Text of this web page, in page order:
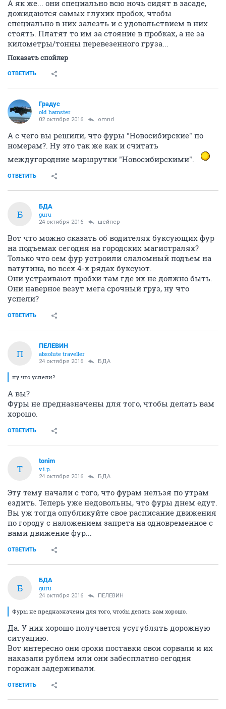
А як же... они специально всю ночь сидят в засаде,
дожидаются самых глухих пробок, чтобы
специально в них залезть и с удовольствием в них
стоять. Платят то им за стояние в пробках, а не за
километры/тонны перевезенного груза...
Показать спойлер
ОТВЕТИТЬ
Градус
old hamster
02 октября 2016 omnd
А с чего вы решили, что фуры "Новосибирские" по
номерам?. Ну это так же как и считать
междугородние маршрутки "Новосибирскими".
ОТВЕТИТЬ
Б
БДА
guru
24 октября 2016 шейпер
Вот что можно сказать об водителях буксующих фур
на подъемах сегодня на городских магистралях?
Только что сем фур устроили слаломный подъем на
ватутина, во всех 4-х рядах буксуют.
Они устраивают пробки там где их не должно быть.
Они наверное везут мега срочный груз, ну что
успели?
ОТВЕТИТЬ
П
ПЕЛЕВИН
absolute traveller
24 октября 2016 БДА
ну что успели?
А вы?
Фуры не предназначены для того, чтобы делать вам
хорошо.
ОТВЕТИТЬ
T
tonim
v.i.p.
24 октября 2016 БДА
Эту тему начали с того, что фурам нельзя по утрам
ездить. Теперь уже недовольны, что фуры днем едут.
Вы уж тогда опубликуйте свое расписание движения
по городу с наложением запрета на одновременное с
вами движение фур...
ОТВЕТИТЬ
Б
БДА
guru
24 октября 2016 ПЕЛЕВИН
Фуры не предназначены для того, чтобы делать вам хорошо.
Да. У них хорошо получается усугублять дорожную
ситуацию.
Вот интересно они сроки поставки свои сорвали и их
наказали рублем или они забесплатно сегодня
горожан задерживали.
ОТВЕТИТЬ